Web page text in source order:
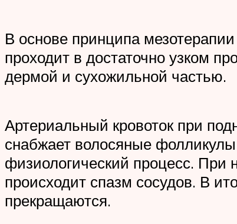
В основе принципа
проходит в достаточно узком
дермой и сухожильной частью.
Артериальный кровоток при
снабжает волосяные
физиологический процесс. При
происходит спазм сосудов. В
прекращаются.